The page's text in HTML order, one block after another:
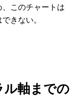
このチャートは
きない。
ル軸までの